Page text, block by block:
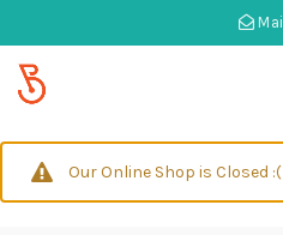
Mail
Our Online Shop is Closed :(